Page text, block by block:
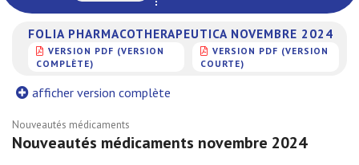
FOLIA PHARMACOTHERAPEUTICA NOVEMBRE 2024
VERSION PDF (VERSION
COMPLÈTE)
VERSION PDF (VERSION
COURTE)
afficher version complète
Nouveautés médicaments
Nouveautés médicaments novembre 2024